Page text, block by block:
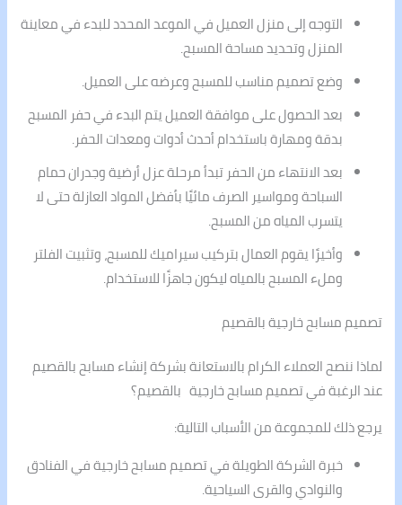
التوجه إلى منزل العميل في الموعد المحدد للبدء في معاينة
المنزل وتحديد مساحة المسبح.
وضع تصميم مناسب للمسبح وعرضه على العميل.
بعد الحصول على موافقة العميل يتم البدء في حفر المسبح
بدقة ومهارة باستخدام أحدث أدوات ومعدات الحفر.
بعد الانتهاء من الحفر تبدأ مرحلة عزل أرضية وجدران حمام
السباحة ومواسير الصرف مائيًا بأفضل المواد العازلة حتى لا
يتسرب المياه من المسبح.
وأخيرًا يقوم العمال بتركيب سيراميك للمسبح، وتثبيت الفلتر
وملء المسبح بالمياه ليكون جاهزًا للاستخدام.
تصميم مسابح خارجية بالقصيم
لماذا ننصح العملاء الكرام بالاستعانة بشركة إنشاء مسابح بالقصيم
عند الرغبة في تصميم مسابح خارجية بالقصيم؟
يرجع ذلك للمجموعة من الأسباب التالية:
خبرة الشركة الطويلة في تصميم مسابح خارجية في الفنادق
والنوادي والقرى السياحية.